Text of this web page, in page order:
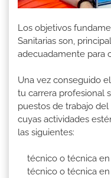
Los objetivos
Sanitarias son,
adecuadamente para
Una vez conseguido
tu carrera profesional
puestos de trabajo
cuyas actividades
las siguientes:
técnico o técnica en
técnico o técnica en